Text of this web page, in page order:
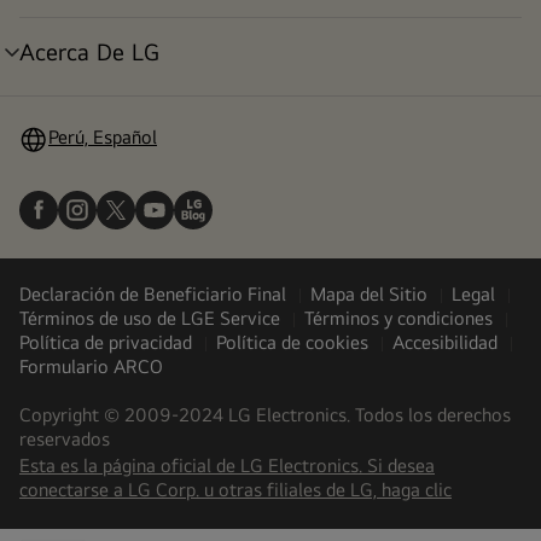
Acerca De LG
alternar
Perú, Español
Declaración de Beneficiario Final Mapa del Sitio
Legal
Términos de uso de LGE Service
Términos y condiciones
Política de privacidad
Política de cookies
Accesibilidad
Formulario ARCO
Copyright © 2009-2024 LG Electronics. Todos los derechos
reservados
Esta es la página oficial de LG Electronics. Si desea
conectarse a LG Corp. u otras filiales de LG, haga clic(